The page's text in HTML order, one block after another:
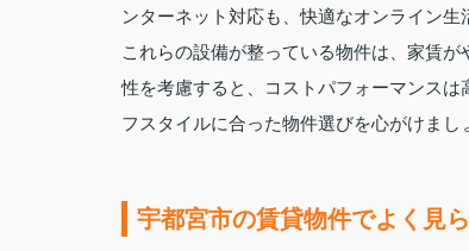
ンターネット対応も、快適なオンライン生
これらの設備が整っている物件は、家賃
性を考慮すると、コストパフォーマンス
フスタイルに合った物件選びを心がけまし
宇都宮市の賃貸物件でよく見